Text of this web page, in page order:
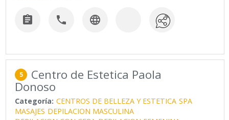
  
5 Centro de Estetica Paola
Donoso
Categoría: CENTROS DE BELLEZA Y ESTETICA SPA
MASAJES DEPILACION MASCULINA